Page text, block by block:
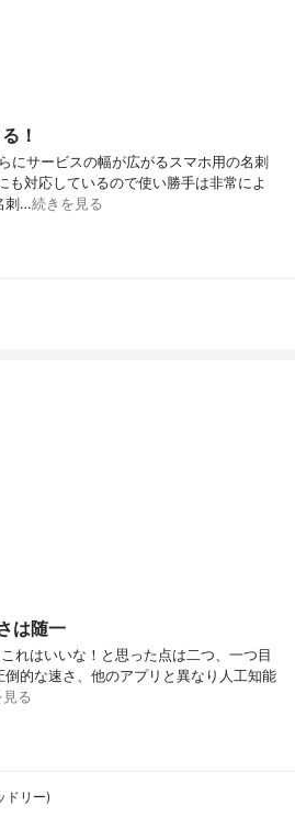
！
にサービスの幅が広がるスマホ用の名刺
も対応しているので使い勝手は非常によ
刺…続きを見る
は随一
れはいいな！と思った点は二つ、一つ目
的な速さ、他のアプリと異なり人工知能
る
ドリー)